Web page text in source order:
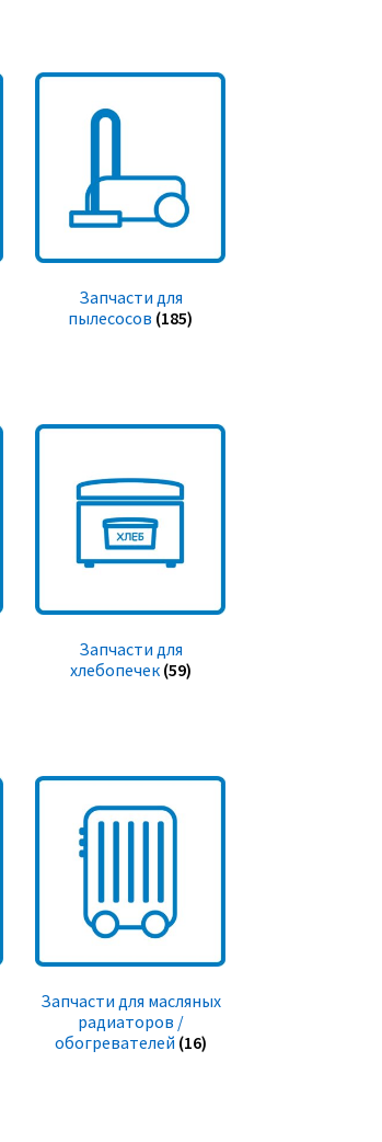
Запчасти для
пылесосов (185)
Запчасти для
хлебопечек (59)
Запчасти для масляных
радиаторов /
обогревателей (16)